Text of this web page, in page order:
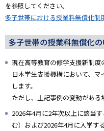
を参照してください。
多子世帯における授業料無償化制
多子世帯の授業料無償化
現在高等教育の修学支援新制
日本学生支援機構において、
します。
ただし、上記事例の変動がある
2026年4月に2年次以上に該当
む）および2026年4月に入学す